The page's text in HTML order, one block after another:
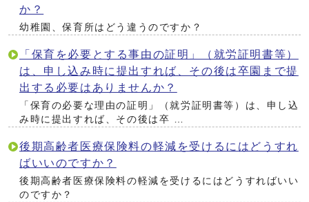
か？
幼稚園、保育所はどう違うのですか？
「保育を必要とする事由の証明」（就労証明書等）
は、申し込み時に提出すれば、その後は卒園まで提
出する必要はありませんか？
「保育の必要な理由の証明」（就労証明書等）は、申し込
み時に提出すれば、その後は卒 …
後期高齢者医療保険料の軽減を受けるにはどうすれ
ばいいのですか？
後期高齢者医療保険料の軽減を受けるにはどうすればいい
のですか？